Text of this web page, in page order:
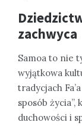
zachwyca
Samoa to nie
wyjątkowa
tradycjach
sposób życia”,
duchowości i